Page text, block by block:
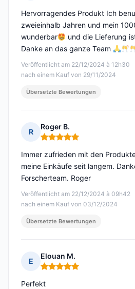
Veröffentlicht am 22/12/2024 à 12h30
nach einem Kauf von 29/11/2024
Hervorragendes Produkt Ich
zweieinhalb Jahren und mein
wunderbar
und die Lieferung
Danke an das ganze Team
Übersetzte Bewertungen
R
Roger B.
Hinweis: 5 von 5
Veröffentlicht am 22/12/2024 à 09h42
nach einem Kauf von 03/12/2024
Immer zufrieden mit den
meine Einkäufe seit langem.
Forscherteam. Roger
Übersetzte Bewertungen
E
Elouan M.
Hinweis: 5 von 5
Perfekt